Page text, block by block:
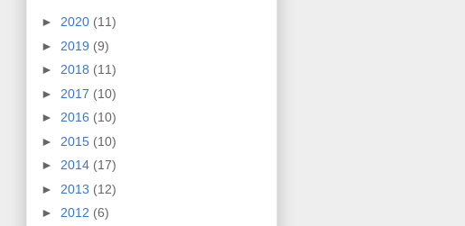
► 2020 (11)
► 2019 (9)
► 2018 (11)
► 2017 (10)
► 2016 (10)
► 2015 (10)
► 2014 (17)
► 2013 (12)
► 2012 (6)